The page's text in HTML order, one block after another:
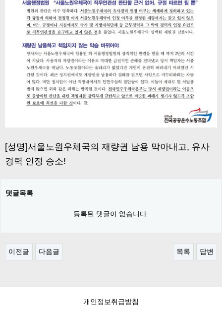
[성명]서울노원우체국의 재량권 남용 막아내고, 유사
경력 인정 승소!
댓글목록
등록된 댓글이 없습니다.
이전글 다음글 목록 답변
개인정보취급방침